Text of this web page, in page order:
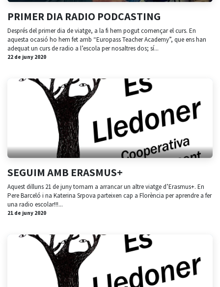
PRIMER DIA RADIO PODCASTING
Després del primer dia de viatge, a la fi hem pogut començar el curs. En
aquesta ocasió ho hem fet amb “Europass Teacher Academy”, que ens han
adequat un curs de radio a l’escola per nosaltres dos; sí...
22 de juny 2020
SEGUIM AMB ERASMUS+
Aquest dilluns 21 de juny tornam a arrancar un altre viatge d’Erasmus+. En
Pere Barceló i na Katerina Srpova parteixen cap a Florència per aprendre a fer
una radio escolar!!!...
21 de juny 2020